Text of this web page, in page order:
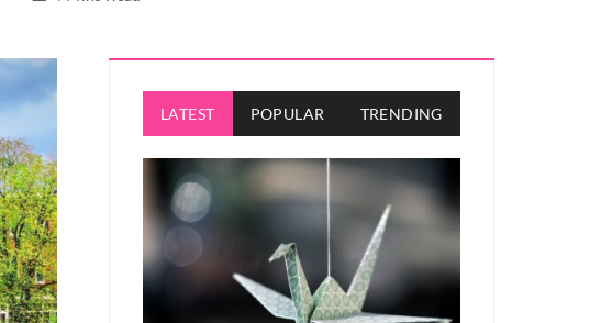
LATEST POPULAR TRENDING